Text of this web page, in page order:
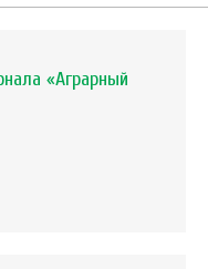
«Аграрный